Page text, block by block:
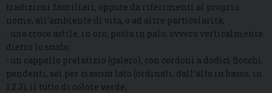
tradizioni familiari, oppure da riferimenti al proprio
nome, all’ambiente di vita, o ad altre particolarità;
- una croce astile, in oro, posta in palo, ovvero verticalmente
dietro lo scudo;
- un cappello prelatizio (galero), con cordoni a dodici fiocchi,
pendenti, sei per ciascun lato (ordinati, dall’alto in basso, in
1.2.3), il tutto di colore verde;